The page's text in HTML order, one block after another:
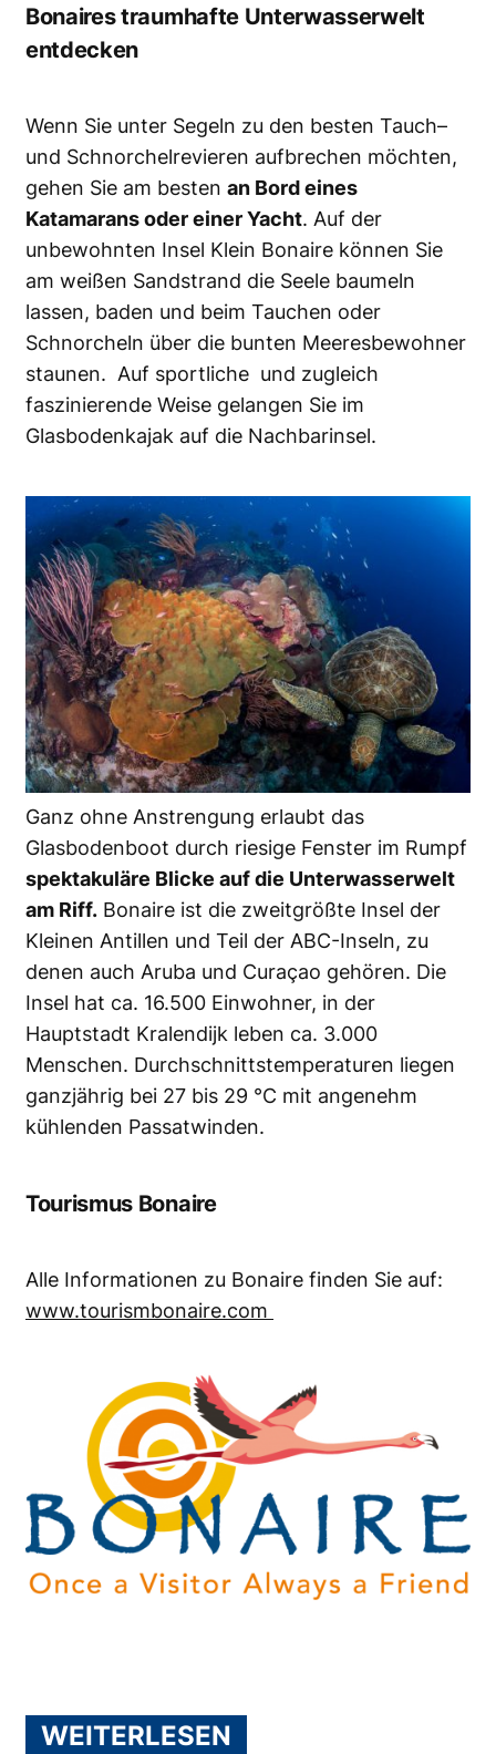
Bonaires traumhafte Unterwasserwelt
entdecken
Wenn Sie unter Segeln zu den besten Tauch–
und Schnorchelrevieren aufbrechen möchten,
gehen Sie am besten an Bord eines
Katamarans oder einer Yacht. Auf der
unbewohnten Insel Klein Bonaire können Sie
am weißen Sandstrand die Seele baumeln
lassen, baden und beim Tauchen oder
Schnorcheln über die bunten Meeresbewohner
staunen. Auf sportliche und zugleich
faszinierende Weise gelangen Sie im
Glasbodenkajak auf die Nachbarinsel.
Ganz ohne Anstrengung erlaubt das
Glasbodenboot durch riesige Fenster im Rumpf
spektakuläre Blicke auf die Unterwasserwelt
am Riff. Bonaire ist die zweitgrößte Insel der
Kleinen Antillen und Teil der ABC-Inseln, zu
denen auch Aruba und Curaçao gehören. Die
Insel hat ca. 16.500 Einwohner, in der
Hauptstadt Kralendijk leben ca. 3.000
Menschen. Durchschnittstemperaturen liegen
ganzjährig bei 27 bis 29 °C mit angenehm
kühlenden Passatwinden.
Tourismus Bonaire
Alle Informationen zu Bonaire finden Sie auf:
www.tourismbonaire.com
WEITERLESEN